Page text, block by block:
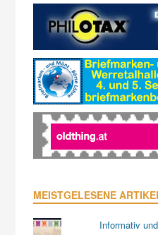
MEISTGELESENE
Informativ